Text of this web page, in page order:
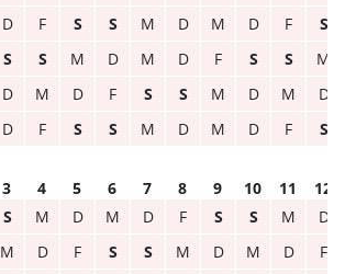
D F S S M D M D F
S
S S M D M D F S S
M
D M D F S S M D M
D
D F S S M D M D F S
3 4 5 6 7 8 9 10 11
12
S M D M D F S S M
D
M D F S S M D M D
F